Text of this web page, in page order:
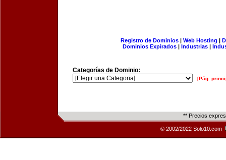
Registro de Dominios| Web Hosting |
Dominios Expirados | Industrias |
Categorías de Dominio:
[Pág.
** Precios
© 2002/2022 Solo10.com